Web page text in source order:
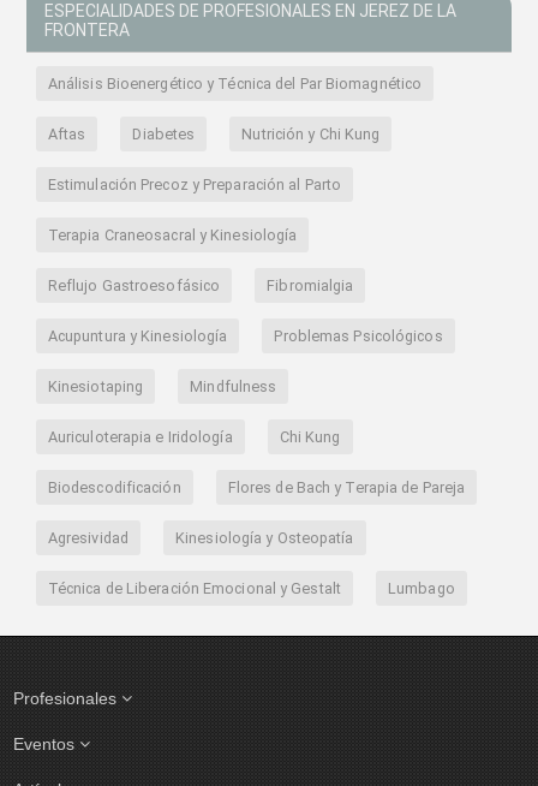
ESPECIALIDADES DE PROFESIONALES EN JEREZ DE LA
FRONTERA
Análisis Bioenergético y Técnica del Par Biomagnético
Aftas Diabetes Nutrición y Chi Kung
Estimulación Precoz y Preparación al Parto
Terapia Craneosacral y Kinesiología
Reflujo Gastroesofásico Fibromialgia
Acupuntura y Kinesiología Problemas Psicológicos
Kinesiotaping Mindfulness
Auriculoterapia e Iridología Chi Kung
Biodescodificación Flores de Bach y Terapia de Pareja
Agresividad Kinesiología y Osteopatía
Técnica de Liberación Emocional y Gestalt Lumbago
Profesionales
Eventos